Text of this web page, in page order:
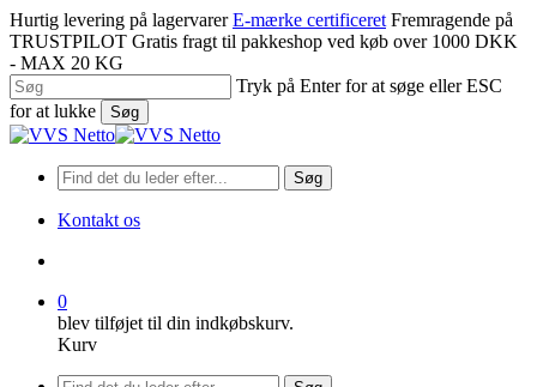
Spring
til
hovedindhold
Hurtig levering på lagervarer E-mærke certificeret Fremragende på
TRUSTPILOT Gratis fragt til pakkeshop ved køb over 1000 DKK
- MAX 20 KG
Tryk på Enter for at søge eller ESC
for at lukke
Søg
Luk
Søg
Kontakt os
0
blev tilføjet til din indkøbskurv.
Kurv